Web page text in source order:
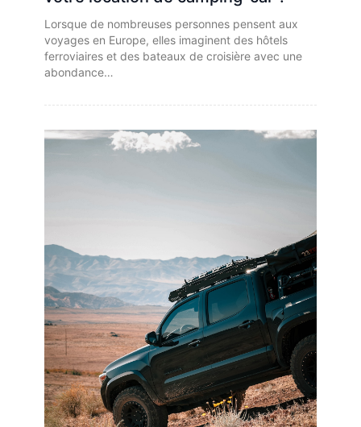
Lorsque de nombreuses personnes pensent aux
voyages en Europe, elles imaginent des hôtels
ferroviaires et des bateaux de croisière avec une
abondance…